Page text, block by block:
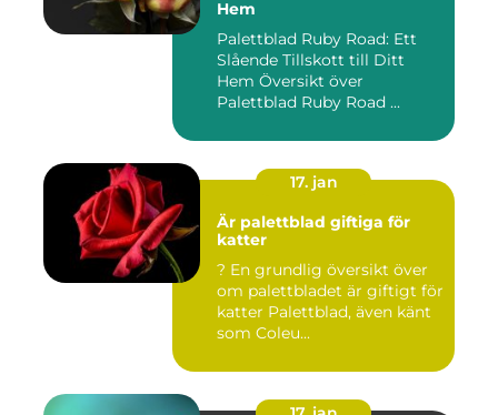
Hem
Palettblad Ruby Road: Ett
Slående Tillskott till Ditt
Hem Översikt över
Palettblad Ruby Road ...
17. jan
Är palettblad giftiga för
katter
? En grundlig översikt över
om palettbladet är giftigt för
katter Palettblad, även känt
som Coleu...